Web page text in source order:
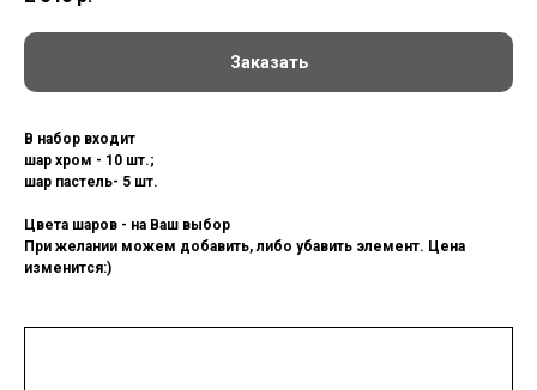
Заказать
В набор входит
шар хром - 10 шт.;
шар пастель- 5 шт.
Цвета шаров - на Ваш выбор
При желании можем добавить, либо убавить элемент. Цена
изменится:)